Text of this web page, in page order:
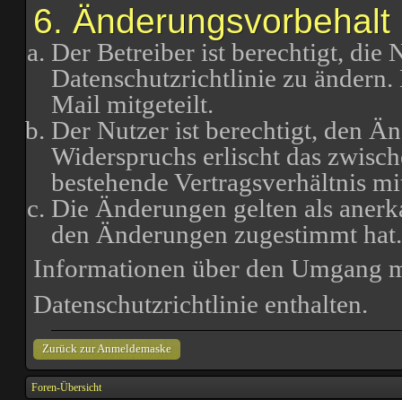
6. Änderungsvorbehalt
Der Betreiber ist berechtigt, die
Datenschutzrichtlinie zu
Mail mitgeteilt.
Der Nutzer ist berechtigt, den
Widerspruchs erlischt das
bestehende Vertragsverhältnis
Die Änderungen gelten als
den Änderungen zugestimmt hat.
Informationen über den Umgang
Datenschutzrichtlinie enthalten.
Zurück zur Anmeldemaske
Foren-Übersicht